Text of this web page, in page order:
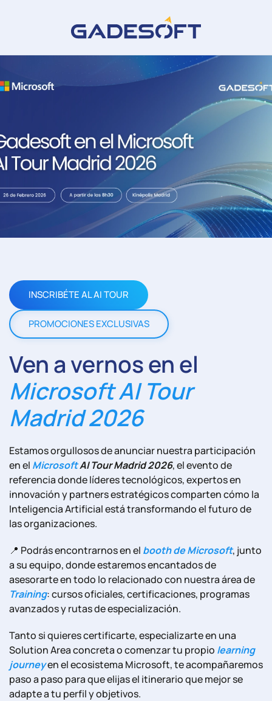
INSCRIBÉTE AL AI TOUR
PROMOCIONES EXCLUSIVAS
Ven a vernos en el
Microsoft AI Tour
Madrid 2026
Estamos orgullosos de anunciar nuestra participación
en el MicrosoftAI Tour Madrid 2026, el evento de
referencia donde líderes tecnológicos, expertos en
innovación y partners estratégicos comparten cómo la
Inteligencia Artificial está transformando el futuro de
las organizaciones.
📍 Podrás encontrarnos en el booth de Microsoft, junto
a su equipo, donde estaremos encantados de
asesorarte en todo lo relacionado con nuestra área de
Training: cursos oficiales, certificaciones, programas
avanzados y rutas de especialización.
Tanto si quieres certificarte, especializarte en una
Solution Area concreta o comenzar tu propio learning
journeyen el ecosistema Microsoft, te acompañaremos
paso a paso para que elijas el itinerario que mejor se
adapte a tu perfil y objetivos.